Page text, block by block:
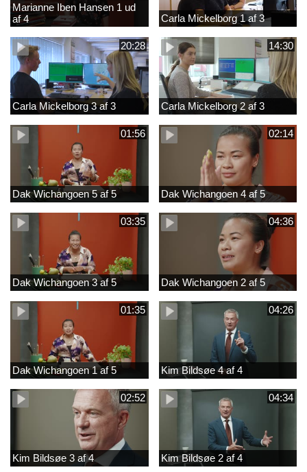
Marianne Iben Hansen 1 ud
af 4
Carla Mickelborg 1 af 3
20:28
Carla Mickelborg 3 af 3
14:30
Carla Mickelborg 2 af 3
01:56
Dak Wichangoen 5 af 5
02:14
Dak Wichangoen 4 af 5
03:35
Dak Wichangoen 3 af 5
04:36
Dak Wichangoen 2 af 5
01:35
Dak Wichangoen 1 af 5
04:26
Kim Bildsøe 4 af 4
02:52
Kim Bildsøe 3 af 4
04:34
Kim Bildsøe 2 af 4